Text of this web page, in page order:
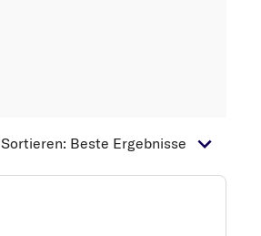
Sortieren: Beste Ergebnisse